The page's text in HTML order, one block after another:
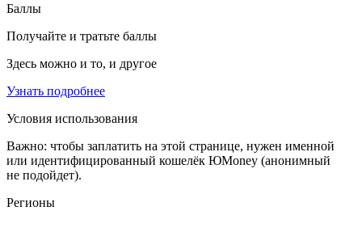
Баллы
Получайте и тратьте баллы
Здесь можно и то, и другое
Узнать подробнее
Условия использования
Важно: чтобы заплатить на этой странице, нужен именной
или идентифицированный кошелёк ЮMoney (анонимный
не подойдет).
Регионы